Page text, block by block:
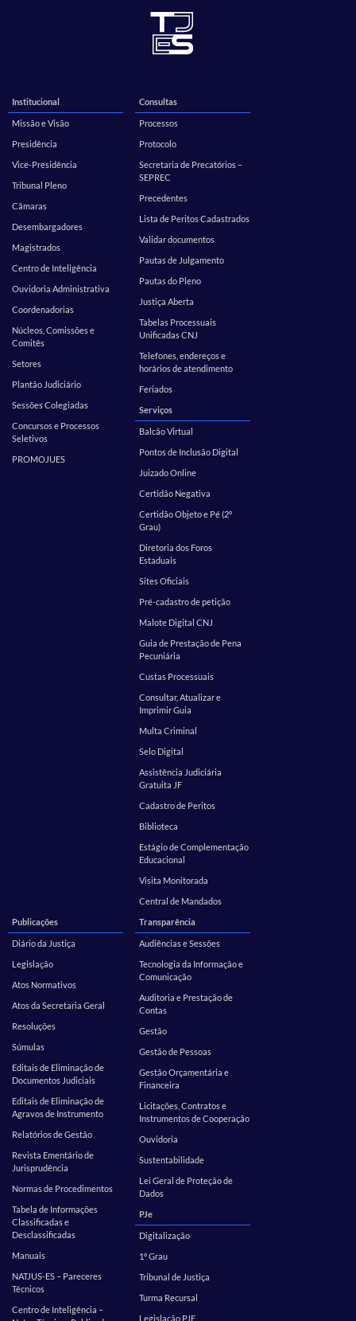
Institucional
Missão e Visão
Presidência
Vice-Presidência
Tribunal Pleno
Câmaras
Desembargadores
Magistrados
Centro de Inteligência
Ouvidoria Administrativa
Coordenadorias
Núcleos, Comissões e
Comitês
Setores
Plantão Judiciário
Sessões Colegiadas
Concursos e Processos
Seletivos
PROMOJUES
Consultas
Processos
Protocolo
Secretaria de Precatórios –
SEPREC
Precedentes
Lista de Peritos Cadastrados
Validar documentos
Pautas de Julgamento
Pautas do Pleno
Justiça Aberta
Tabelas Processuais
Unificadas CNJ
Telefones, endereços e
horários de atendimento
Feriados
Serviços
Balcão Virtual
Pontos de Inclusão Digital
Juizado Online
Certidão Negativa
Certidão Objeto e Pé (2º
Grau)
Diretoria dos Foros
Estaduais
Sites Oficiais
Pré-cadastro de petição
Malote Digital CNJ
Guia de Prestação de Pena
Pecuniária
Custas Processuais
Consultar, Atualizar e
Imprimir Guia
Multa Criminal
Selo Digital
Assistência Judiciária
Gratuita JF
Cadastro de Peritos
Biblioteca
Estágio de Complementação
Educacional
Visita Monitorada
Central de Mandados
Publicações
Diário da Justiça
Legislação
Atos Normativos
Atos da Secretaria Geral
Resoluções
Súmulas
Editais de Eliminação de
Documentos Judiciais
Editais de Eliminação de
Agravos de Instrumento
Relatórios de Gestão
Revista Ementário de
Jurisprudência
Normas de Procedimentos
Tabela de Informações
Classificadas e
Desclassificadas
Manuais
NATJUS-ES – Pareceres
Técnicos
Centro de Inteligência –
Transparência
Audiências e Sessões
Tecnologia da Informação e
Comunicação
Auditoria e Prestação de
Contas
Gestão
Gestão de Pessoas
Gestão Orçamentária e
Financeira
Licitações, Contratos e
Instrumentos de Cooperação
Ouvidoria
Sustentabilidade
Lei Geral de Proteção de
Dados
PJe
Digitalização
1º Grau
Tribunal de Justiça
Turma Recursal
Legislação PJE